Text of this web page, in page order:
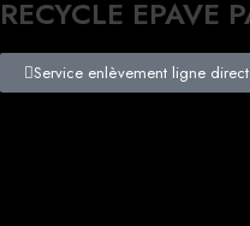
RECYCLE EPAVE
Service enlèvement ligne